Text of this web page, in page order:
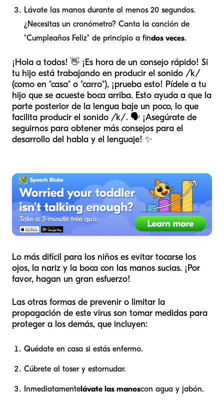
Lávate las manos durante al menos 20 segundos.
¿Necesitas un cronómetro? Canta la canción de
"Cumpleaños Feliz" de principio a findos veces.
¡Hola a todos! 👋 ¡Es hora de un consejo rápido! Si
tu hijo está trabajando en producir el sonido /k/
(como en "casa" o "carro"), ¡prueba esto! Pídele a tu
hijo que se acueste boca arriba. Esto ayuda a que la
parte posterior de la lengua baje un poco, lo que
facilita producir el sonido /k/. 🗣️ ¡Asegúrate de
seguirnos para obtener más consejos para el
desarrollo del habla y el lenguaje! ✨
Lo más difícil para los niños es evitar tocarse los
ojos, la nariz y la boca con las manos sucias. ¡Por
favor, hagan un gran esfuerzo!
Las otras formas de prevenir o limitar la
propagación de este virus son tomar medidas para
proteger a los demás, que incluyen:
Quédate en casa si estás enfermo.
Cúbrete al toser y estornudar.
Inmediatamentelávate las manoscon agua y jabón.